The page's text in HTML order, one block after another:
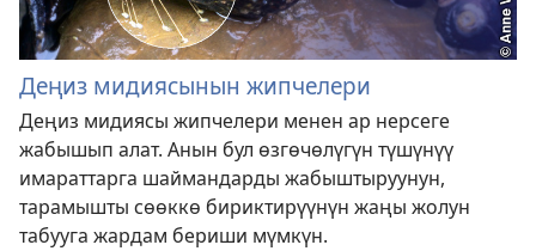
Деңиз мидиясынын жипчелери
Деңиз мидиясы жипчелери менен ар нерсеге
жабышып алат. Анын бул өзгөчөлүгүн түшүнүү
имараттарга шаймандарды жабыштыруунун,
тарамышты сөөккө бириктирүүнүн жаңы жолун
табууга жардам бериши мүмкүн.